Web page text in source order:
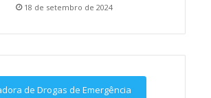
18 de setembro de 2024
de Drogas de Emergência